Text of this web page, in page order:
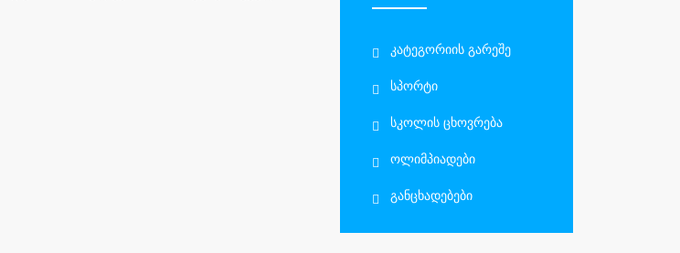
ᲙᲐᲢᲔᲒᲝᲠᲘᲘᲡ ᲒᲐᲠᲔᲨᲔ
ᲡᲞᲝᲠᲢᲘ
ᲡᲙᲝᲚᲘᲡ ᲪᲮᲝᲕᲠᲔᲑᲐ
ᲝᲚᲘᲛᲞᲘᲐᲓᲔᲑᲘ
ᲒᲐᲜᲪᲮᲐᲓᲔᲑᲔᲑᲘ